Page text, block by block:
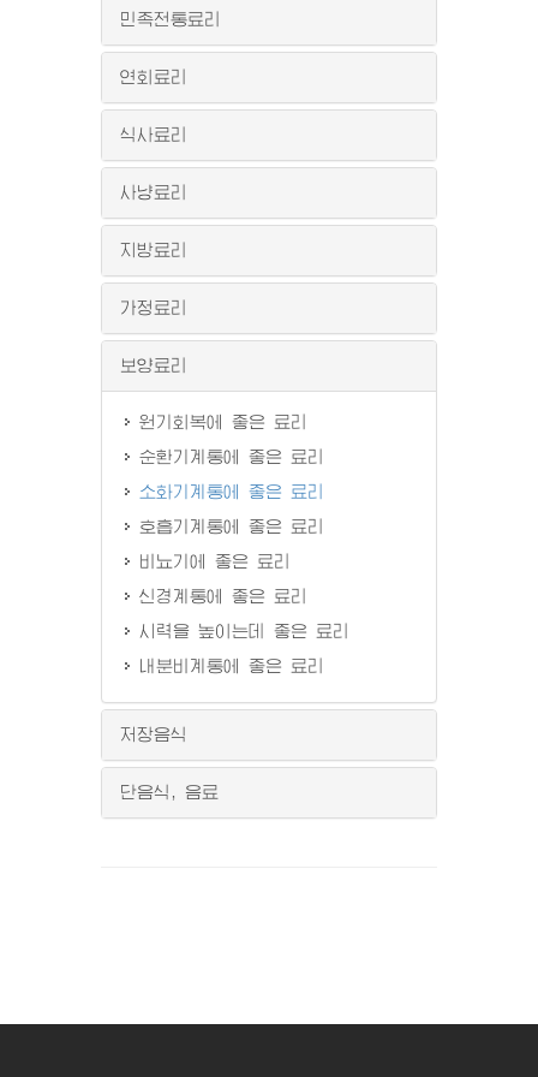
민족전통료리
연회료리
식사료리
사냥료리
지방료리
가정료리
보양료리
원기회복에 좋은 료리
순환기계통에 좋은 료리
소화기계통에 좋은 료리
호흡기계통에 좋은 료리
비뇨기에 좋은 료리
신경계통에 좋은 료리
시력을 높이는데 좋은 료리
내분비계통에 좋은 료리
저장음식
단음식, 음료